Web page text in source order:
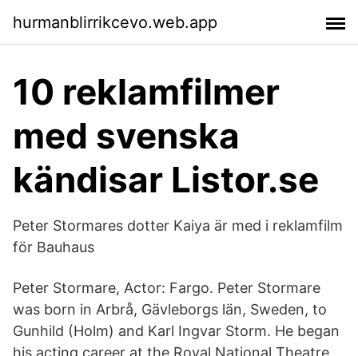
hurmanblirrikcevo.web.app
10 reklamfilmer
med svenska
kändisar Listor.se
Peter Stormares dotter Kaiya är med i reklamfilm
för Bauhaus
Peter Stormare, Actor: Fargo. Peter Stormare
was born in Arbrå, Gävleborgs län, Sweden, to
Gunhild (Holm) and Karl Ingvar Storm. He began
his acting career at the Royal National Theatre